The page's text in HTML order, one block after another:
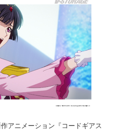
アニメーション『コードギアス